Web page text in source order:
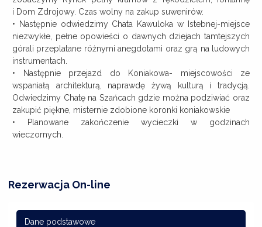
i Dom Zdrojowy. Czas wolny na zakup suwenirów.
• Następnie odwiedzimy Chata Kawuloka w Istebnej-miejsce
niezwykłe, pełne opowieści o dawnych dziejach tamtejszych
górali przeplatane różnymi anegdotami oraz grą na ludowych
instrumentach.
• Następnie przejazd do Koniakowa- miejscowości ze
wspaniałą architekturą, naprawdę żywą kulturą i tradycją.
Odwiedzimy Chatę na Szańcach gdzie można podziwiać oraz
zakupić piękne, misternie zdobione koronki koniakowskie
• Planowane zakończenie wycieczki w godzinach
wieczornych.
Rezerwacja On-line
Dane podstawowe